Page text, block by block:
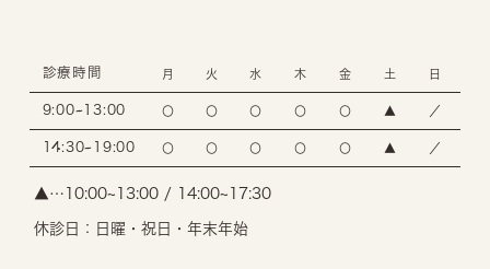
診療時間 月 火 水 木 金 土 日
9:00~13:00 〇 〇 〇 〇 〇 ▲ ／
14:30~19:00 〇 〇 〇 〇 〇 ▲ ／
▲…10:00~13:00 / 14:00~17:30
休診日：日曜・祝日・年末年始